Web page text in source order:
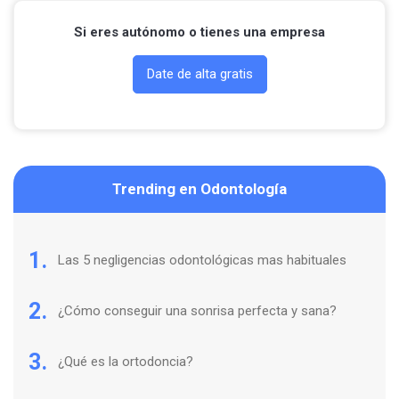
Si eres autónomo o tienes una empresa
Date de alta gratis
Trending en Odontología
1. Las 5 negligencias odontológicas mas habituales
2. ¿Cómo conseguir una sonrisa perfecta y sana?
3. ¿Qué es la ortodoncia?